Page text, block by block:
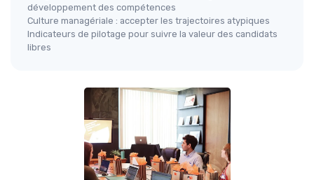
développement des compétences
Culture managériale : accepter les trajectoires atypiques
Indicateurs de pilotage pour suivre la valeur des candidats
libres